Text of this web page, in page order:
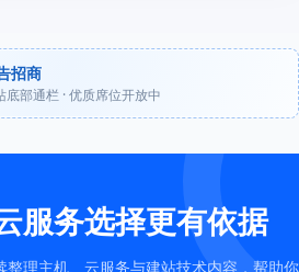
招商
底部通栏 · 优质席位开放中
服务选择更有依据
整理主机、云服务与建站技术内容，帮助你